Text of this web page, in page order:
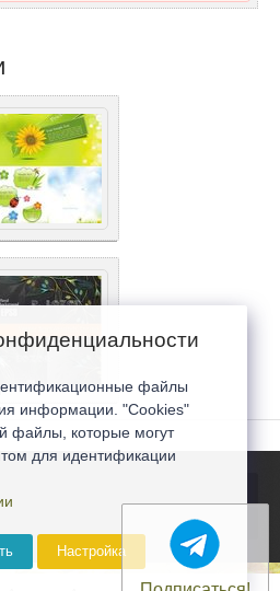
файлы
информации. "Cookies"
файлы, которые могут
для идентификации
Настройка